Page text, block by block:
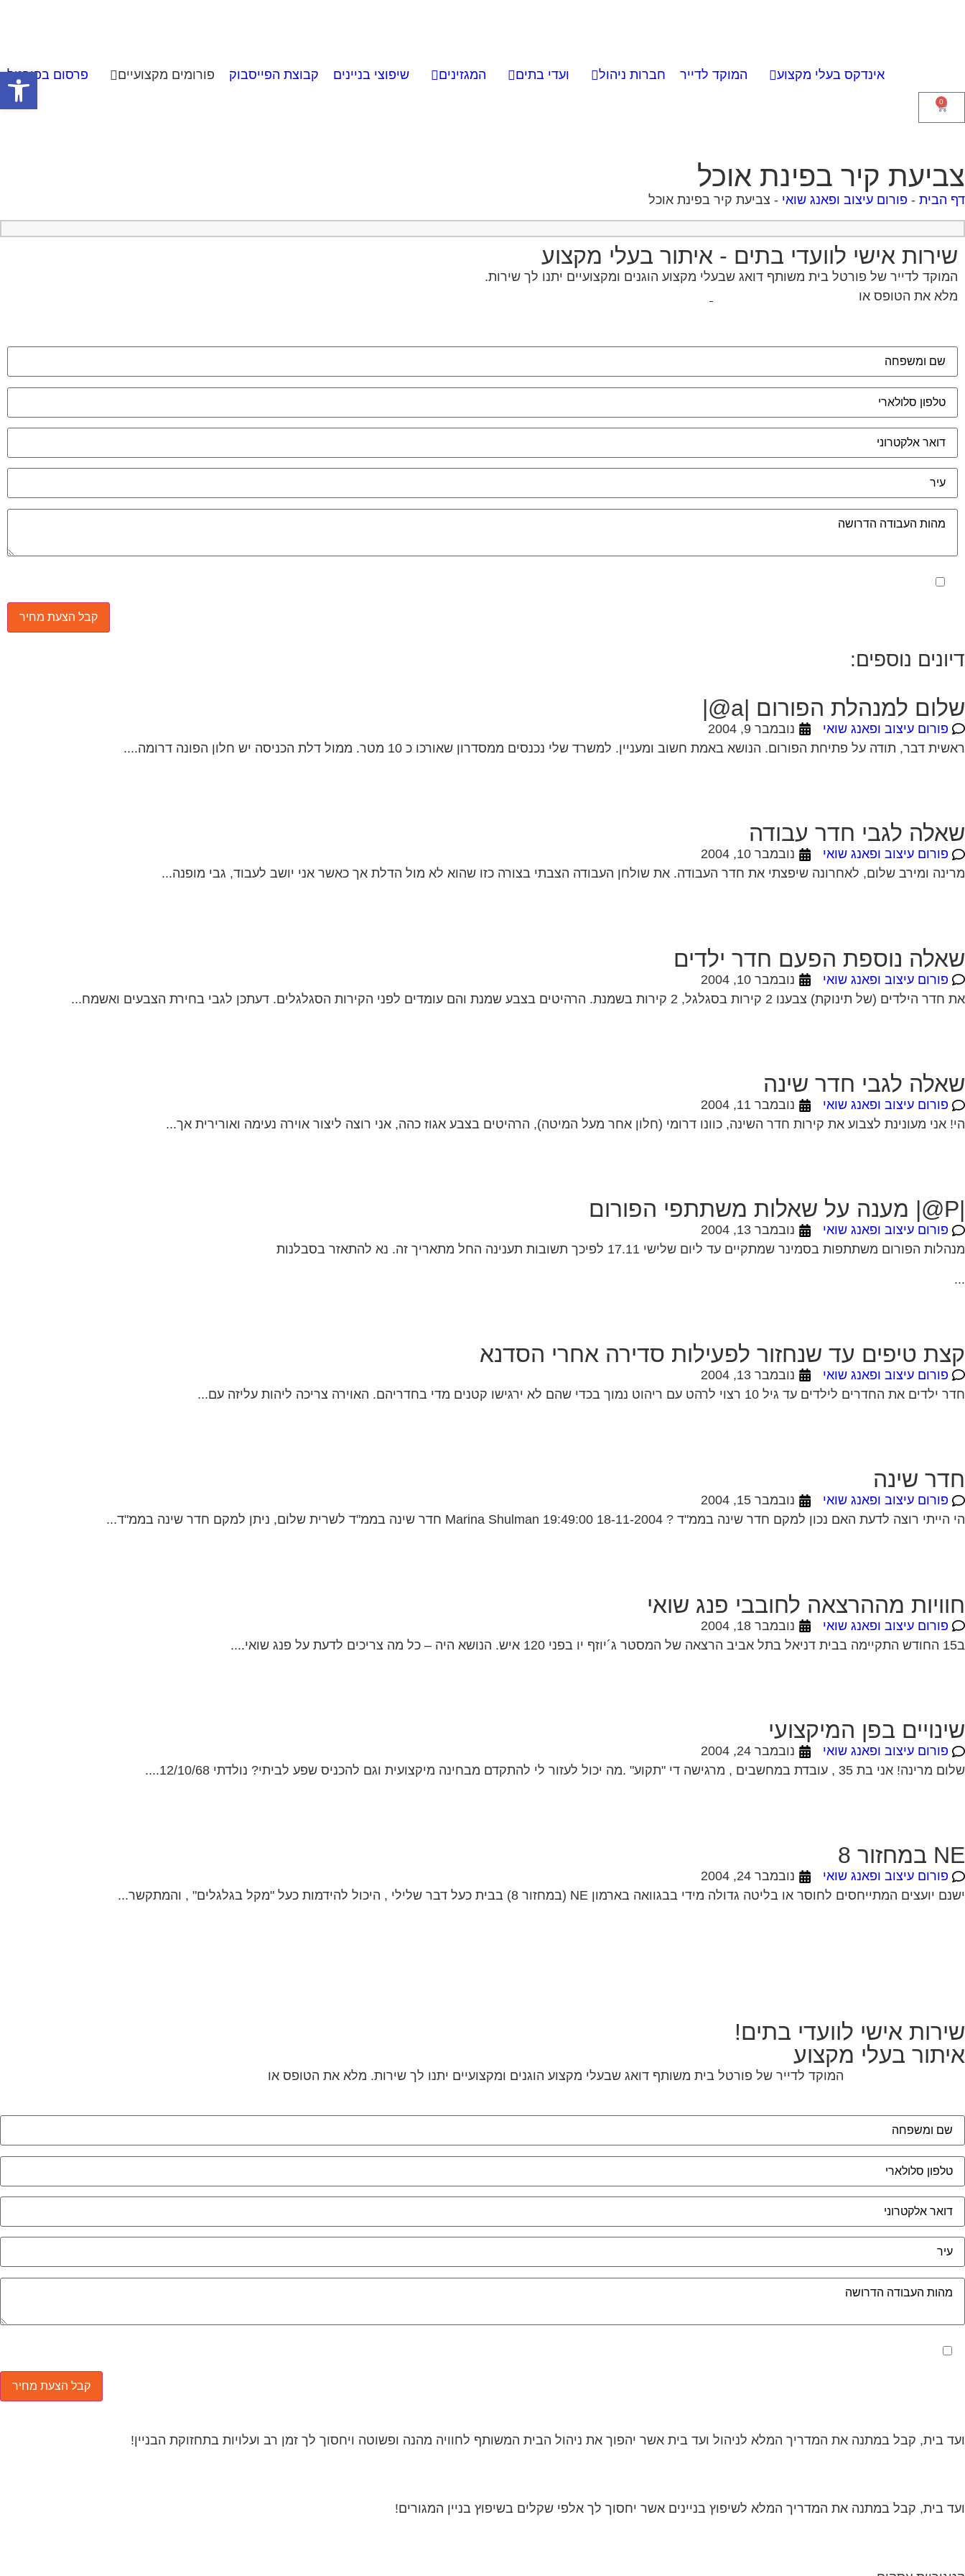
פתח אינדקס בעלי מקצוע המוקד לדייר חברות ניהול ועדי בתים המגזינים שיפוצי בניינים קבוצת הפייסבוק פורומים מקצועיים פרסום בפורטל
0
צביעת קיר בפינת אוכל
דף הבית - פורום עיצוב ופאנג שואי - צביעת קיר בפינת אוכל
שירות אישי לוועדי בתים - איתור בעלי מקצוע
המוקד לדייר של פורטל בית משותף דואג שבעלי מקצוע הוגנים ומקצועיים יתנו לך שירות.
מלא את הטופס או
דיונים נוספים:
שלום למנהלת הפורום |a@|
פורום עיצוב ופאנג שואי
נובמבר 9, 2004
ראשית דבר, תודה על פתיחת הפורום. הנושא באמת חשוב ומעניין. למשרד שלי נכנסים ממסדרון שאורכו כ 10 מטר. ממול דלת הכניסה יש חלון הפונה דרומה....
שאלה לגבי חדר עבודה
פורום עיצוב ופאנג שואי
נובמבר 10, 2004
מרינה ומירב שלום, לאחרונה שיפצתי את חדר העבודה. את שולחן העבודה הצבתי בצורה כזו שהוא לא מול הדלת אך כאשר אני יושב לעבוד, גבי מופנה...
שאלה נוספת הפעם חדר ילדים
פורום עיצוב ופאנג שואי
נובמבר 10, 2004
את חדר הילדים (של תינוקת) צבענו 2 קירות בסגלגל, 2 קירות בשמנת. הרהיטים בצבע שמנת והם עומדים לפני הקירות הסגלגלים. דעתכן לגבי בחירת הצבעים ואשמח...
שאלה לגבי חדר שינה
פורום עיצוב ופאנג שואי
נובמבר 11, 2004
הי! אני מעונינת לצבוע את קירות חדר השינה, כוונו דרומי (חלון אחר מעל המיטה), הרהיטים בצבע אגוז כהה, אני רוצה ליצור אוירה נעימה ואורירית אך...
|P@| מענה על שאלות משתתפי הפורום
פורום עיצוב ופאנג שואי
נובמבר 13, 2004
מנהלות הפורום משתתפות בסמינר שמתקיים עד ליום שלישי 17.11 לפיכך תשובות תענינה החל מתאריך זה. נא להתאזר בסבלנות
...
קצת טיפים עד שנחזור לפעילות סדירה אחרי הסדנא
פורום עיצוב ופאנג שואי
נובמבר 13, 2004
חדר ילדים את החדרים לילדים עד גיל 10 רצוי לרהט עם ריהוט נמוך בכדי שהם לא ירגישו קטנים מדי בחדריהם. האוירה צריכה ליהות עליזה עם...
חדר שינה
פורום עיצוב ופאנג שואי
נובמבר 15, 2004
הי הייתי רוצה לדעת האם נכון למקם חדר שינה בממ"ד ? 18-11-2004 19:49:00 Marina Shulman חדר שינה בממ"ד לשרית שלום, ניתן למקם חדר שינה בממ"ד...
חוויות מההרצאה לחובבי פנג שואי
פורום עיצוב ופאנג שואי
נובמבר 18, 2004
ב15 החודש התקיימה בבית דניאל בתל אביב הרצאה של המסטר ג´יוזף יו בפני 120 איש. הנושא היה – כל מה צריכים לדעת על פנג שואי....
שינויים בפן המיקצועי
פורום עיצוב ופאנג שואי
נובמבר 24, 2004
שלום מרינה! אני בת 35 , עובדת במחשבים , מרגישה די "תקוע" .מה יכול לעזור לי להתקדם מבחינה מיקצועית וגם להכניס שפע לביתי? נולדתי 12/10/68....
NE במחזור 8
פורום עיצוב ופאנג שואי
נובמבר 24, 2004
ישנם יועצים המתייחסים לחוסר או בליטה גדולה מידי בבגוואה בארמון NE (במחזור 8) בבית כעל דבר שלילי , היכול להידמות כעל "מקל בגלגלים" , והמתקשר...
שירות אישי לוועדי בתים!
איתור בעלי מקצוע
המוקד לדייר של פורטל בית משותף דואג שבעלי מקצוע הוגנים ומקצועיים יתנו לך שירות. מלא את הטופס או
ועד בית, קבל במתנה את המדריך המלא לניהול ועד בית אשר יהפוך את ניהול הבית המשותף לחוויה מהנה ופשוטה ויחסוך לך זמן רב ועלויות בתחזוקת הבניין!
ועד בית, קבל במתנה את המדריך המלא לשיפוץ בניינים אשר יחסוך לך אלפי שקלים בשיפוץ בניין המגורים!